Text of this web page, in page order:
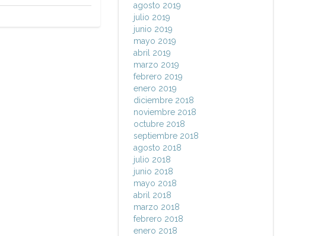
agosto 2019
julio 2019
junio 2019
mayo 2019
abril 2019
marzo 2019
febrero 2019
enero 2019
diciembre 2018
noviembre 2018
octubre 2018
septiembre 2018
agosto 2018
julio 2018
junio 2018
mayo 2018
abril 2018
marzo 2018
febrero 2018
enero 2018